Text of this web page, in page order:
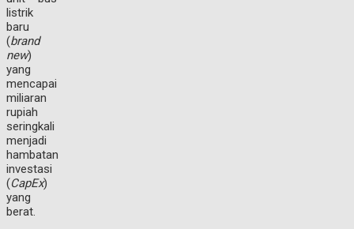
listrik
baru
(brand
new)
yang
mencapai
miliaran
rupiah
seringkali
menjadi
hambatan
investasi
(CapEx)
yang
berat.